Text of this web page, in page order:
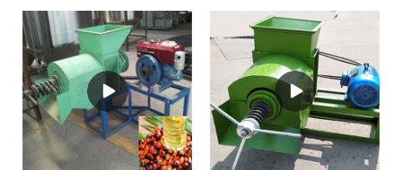
petite raffinerie de 3 tonnes par jour La raffinerie de pétrole est très
efficace et convient parfaitement à diverses huiles végétales et
animales, notamment l'huile de soja, l'huile d'arachide. Les
revêtements de silicate de zinc pour les réservoirs en acier doux
conviennent également, mais il convient de noter que la détérioration
de l'huile peut avoir lieu si elle est utilisée avec huiles brutes et
graisses à indice d'acidité élevé. Avant l'application du revêtement, la
surface métallique